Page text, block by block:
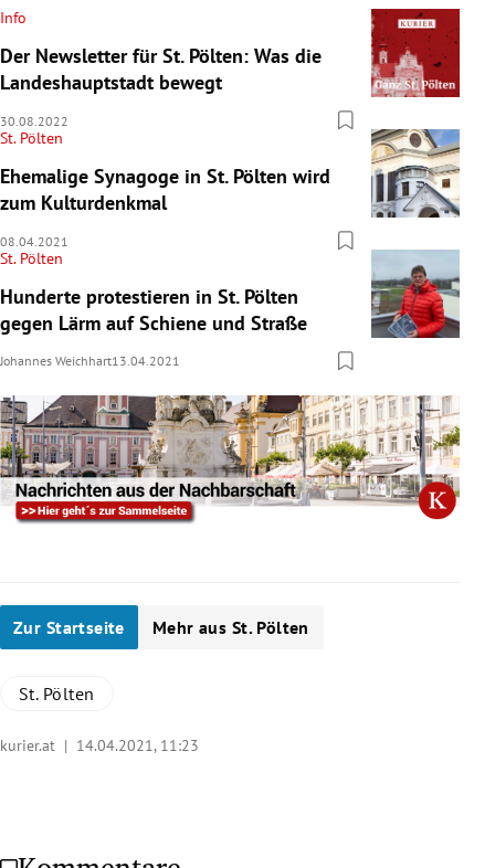
Info
Der Newsletter für St. Pölten: Was die
Landeshauptstadt bewegt
30.08.2022
St. Pölten
Ehemalige Synagoge in St. Pölten wird
zum Kulturdenkmal
08.04.2021
St. Pölten
Hunderte protestieren in St. Pölten
gegen Lärm auf Schiene und Straße
Johannes Weichhart13.04.2021
Zur Startseite Mehr aus St. Pölten
St. Pölten
kurier.at | 14.04.2021, 11:23